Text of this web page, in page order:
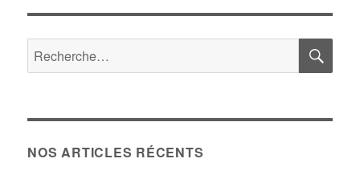
Recherche
pour :
NOS ARTICLES RÉCENTS